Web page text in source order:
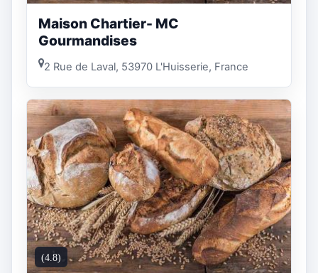
Maison Chartier- MC
Gourmandises
2 Rue de Laval, 53970 L'Huisserie, France
(4.8)